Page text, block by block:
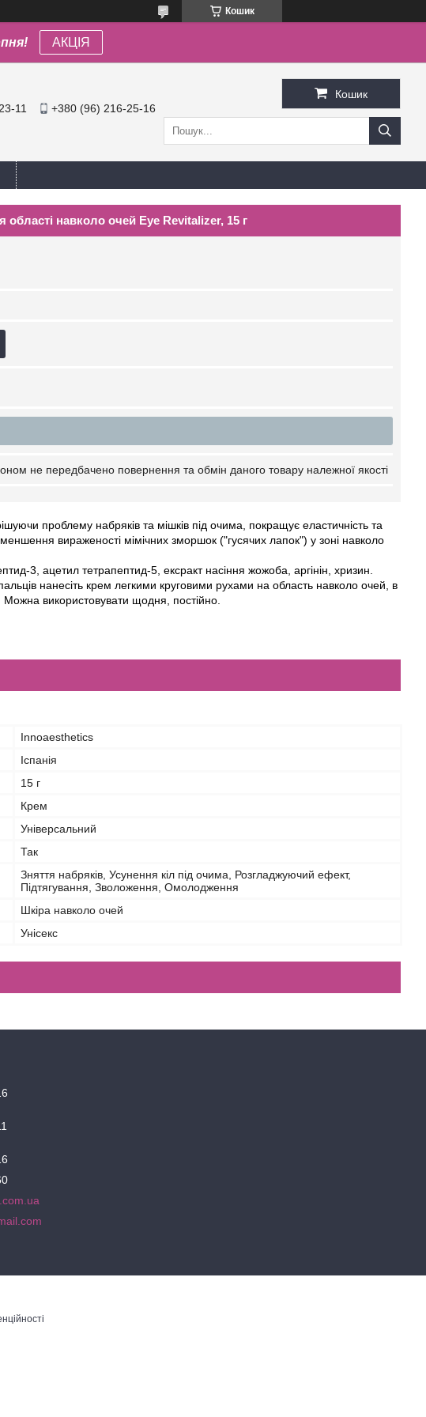
Кошик
АКЦІЯ
11 +380 (96) 216-25-16
Кошик
області навколо очей Eye Revitalizer, 15 г
не передбачено повернення та обмін даного товару належної якості
проблему набряків та мішків під очима, покращує еластичність та
вираженості мімічних зморшок ("гусячих лапок") у зоні навколо
3, ацетил тетрапептид-5, ексракт насіння жожоба, аргінін, хризин.
нанесіть крем легкими круговими рухами на область навколо очей, в
Можна використовувати щодня, постійно.
Innoaesthetics
Іспанія
15 г
Крем
Універсальний
Так
Зняття набряків, Усунення кіл під очима, Розгладжуючий ефект,
Підтягування, Зволоження, Омолодження
Шкіра навколо очей
Унісекс